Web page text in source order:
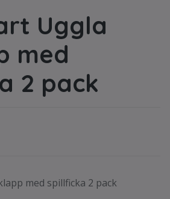
Uggla
med
2 pack
med spillficka 2 pack